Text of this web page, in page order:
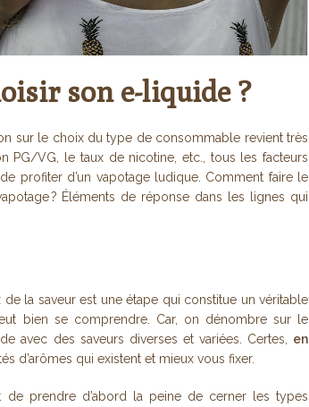
son e-liquide ?
sur le choix du type de consommable revient très
PG/VG, le taux de nicotine, etc., tous les facteurs
profiter d’un vapotage ludique. Comment faire le
? Éléments de réponse dans les lignes qui
la saveur est une étape qui constitue un véritable
bien se comprendre. Car, on dénombre sur le
avec des saveurs diverses et variées. Certes, en
d’arômes qui existent et mieux vous fixer.
de prendre d’abord la peine de cerner les types